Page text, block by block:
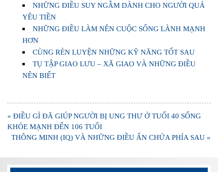
NHỮNG ĐIỀU SUY NGẪM DÀNH CHO NGƯỜI QUÁ
YÊU TIỀN
NHỮNG ĐIỀU LÀM NÊN CUỘC SỐNG LÀNH MẠNH
HƠN
CÙNG RÈN LUYỆN NHỮNG KỸ NĂNG TỐT SAU
TỤ TẬP GIAO LƯU – XÃ GIAO VÀ NHỮNG ĐIỀU
NÊN BIẾT
Điều
hướng
bài
« ĐIỀU GÌ ĐÃ GIÚP NGƯỜI BỊ UNG THƯ Ở TUỔI 40 SỐNG
KHỎE MẠNH ĐẾN 106 TUỔI
THÔNG MINH (IQ) VÀ NHỮNG ĐIỀU ẨN CHỨA PHÍA SAU »